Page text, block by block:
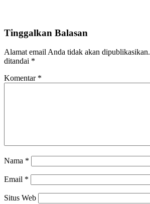
Tinggalkan Balasan
Alamat email Anda tidak akan dipublikasikan.
ditandai *
Komentar *
Nama *
Email *
Situs Web